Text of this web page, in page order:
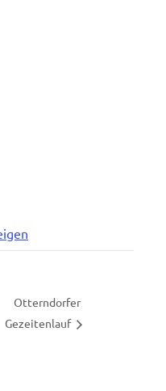
Otterndorfer
Gezeitenlauf